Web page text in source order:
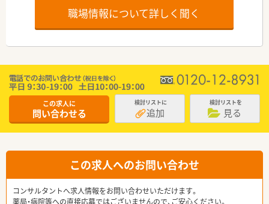
職場情報について詳しく聞く
この求人に
問い合わせる
検討リストに
追加
検討リストを
見る
この求人へのお問い合わせ
コンサルタントへ求人情報をお問い合わせいただけます。
薬局・病院等への直接応募ではございませんので、ご安心ください。